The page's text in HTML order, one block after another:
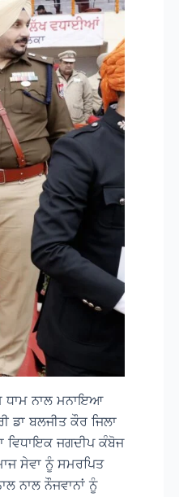
ਧਾਮ ਨਾਲ ਮਨਾਇਆ
ਡਾ ਬਲਜੀਤ ਕੌਰ ਜਿਲਾ
ਵਿਧਾਇਕ ਜਗਦੀਪ ਕੰਬੋਜ
ਸੇਵਾ ਨੂੰ ਸਮਰਪਿਤ
ਨਾਲ ਨੌਜਵਾਨਾਂ ਨੂੰ